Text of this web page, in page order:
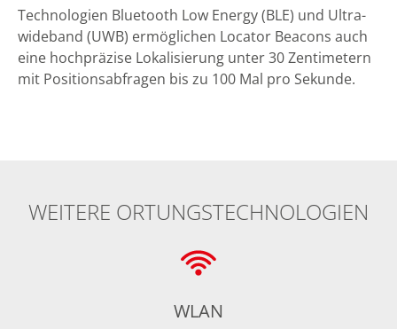
Technologien Bluetooth Low Energy (BLE) und Ultra-
wideband (UWB) ermöglichen Locator Beacons auch
eine hochpräzise Lokalisierung unter 30 Zentimetern
mit Positionsabfragen bis zu 100 Mal pro Sekunde.
WEITERE ORTUNGSTECHNOLOGIEN
WLAN